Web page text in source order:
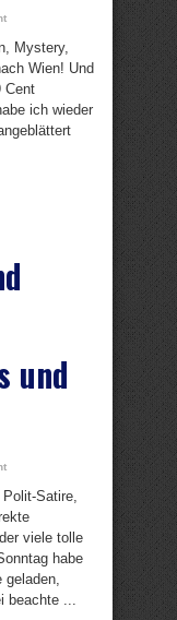
Mystery,
Wien! Und
Cent
ich wieder
und
Satire,
viele tolle
habe
geladen,
beachte ...